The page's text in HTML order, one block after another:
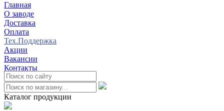
Главная
О заводе
Доставка
Оплата
Тех.Поддержка
Акции
Вакансии
Контакты
Каталог продукции
0